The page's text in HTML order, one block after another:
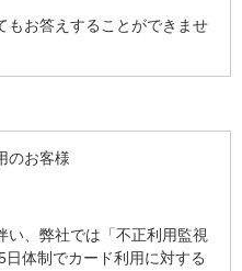
もお答えすることができませ
のお客様
い、弊社では「不正利用監視
体制でカード利用に対する